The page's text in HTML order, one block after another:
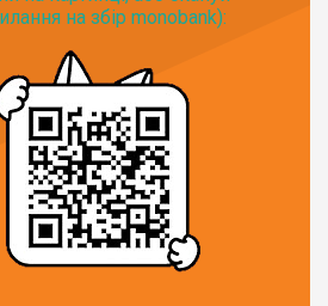
на збір monobank):